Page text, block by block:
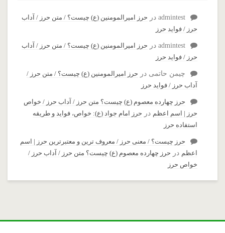
admintest در حرز امیرالمومنین (ع) چیست؟ / متن حرز / آداب
حرز / فواید حرز
admintest در حرز امیرالمومنین (ع) چیست؟ / متن حرز / آداب
حرز / فواید حرز
چیمن حاتمی در حرز امیرالمومنین (ع) چیست؟ / متن حرز /
آداب حرز / فواید حرز
حرز چهارده معصوم (ع) چیست؟ متن حرز / آداب حرز / خواص
حرز | اسم اعظم در حرز امام جواد (ع): خواص، فواید و طریقه
استفاده حرز
حرز چیست؟ / معنی حرز / معروف ترین و معتبرترین حرز | اسم
اعظم در حرز چهارده معصوم (ع) چیست؟ متن حرز / آداب حرز /
خواص حرز